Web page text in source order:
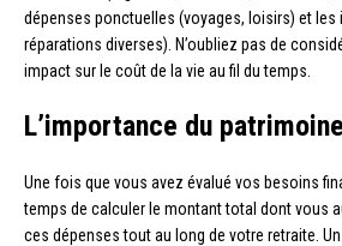
dépenses ponctuelles (voyages, loisirs) et les
réparations diverses). N’oubliez pas de
impact sur le coût de la vie au fil du temps.
L’importance du
Une fois que vous avez évalué vos besoins
temps de calculer le montant total dont vous
ces dépenses tout au long de votre retraite.